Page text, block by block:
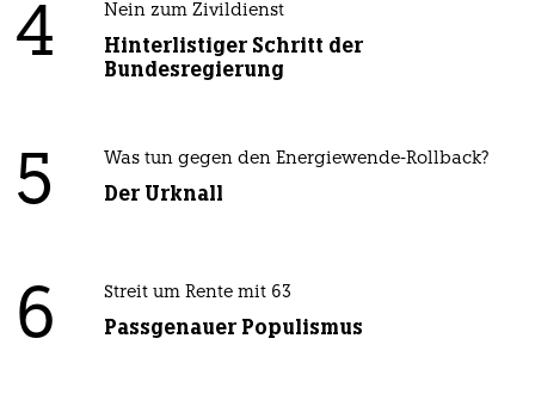
4 Nein zum Zivildienst
Hinterlistiger Schritt der
Bundesregierung
5 Was tun gegen den Energiewende-Rollback?
Der Urknall
6 Streit um Rente mit 63
Passgenauer Populismus